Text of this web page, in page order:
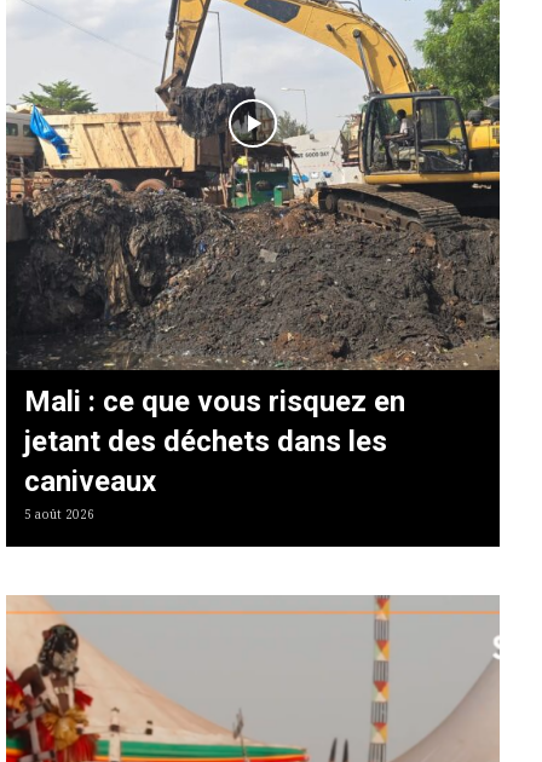
Mali : ce que vous risquez en
jetant des déchets dans les
caniveaux
5 août 2026